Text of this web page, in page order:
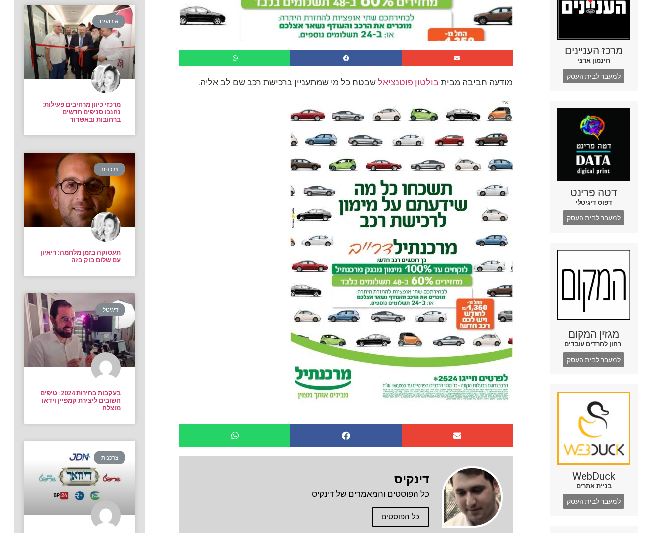
מרכז העניינים
חינמון ארצי
למעבר לבית העסק
דטה פרינט
דפוס דיגיטלי
למעבר לבית העסק
מגזין המקום
ירחון לחרדים עובדים
למעבר לבית העסק
WebDuck
בניית אתרים
למעבר לבית העסק
מודעה חביבה מבית בולטון פוטנציאלשבטח כל מי שמתעניין ברכישת רכב שם לב אליה.
דינקיס
כל הפוסטים והמאמרים של דינקיס
כל הפוסטים
אירועים
מרכזי כיוון מרחיבים פעילות:
נחנכו סניפים חדשים
ברחובות ובאשדוד
צרכנות
תעסוקה בזמן מלחמה: ריאיון
עם שלום בוקובזה
דיגיטל
בעקבות בחירות 2024: טיפים
חשובים ליצירת קמפיין וידאו
מוצלח
צרכנות